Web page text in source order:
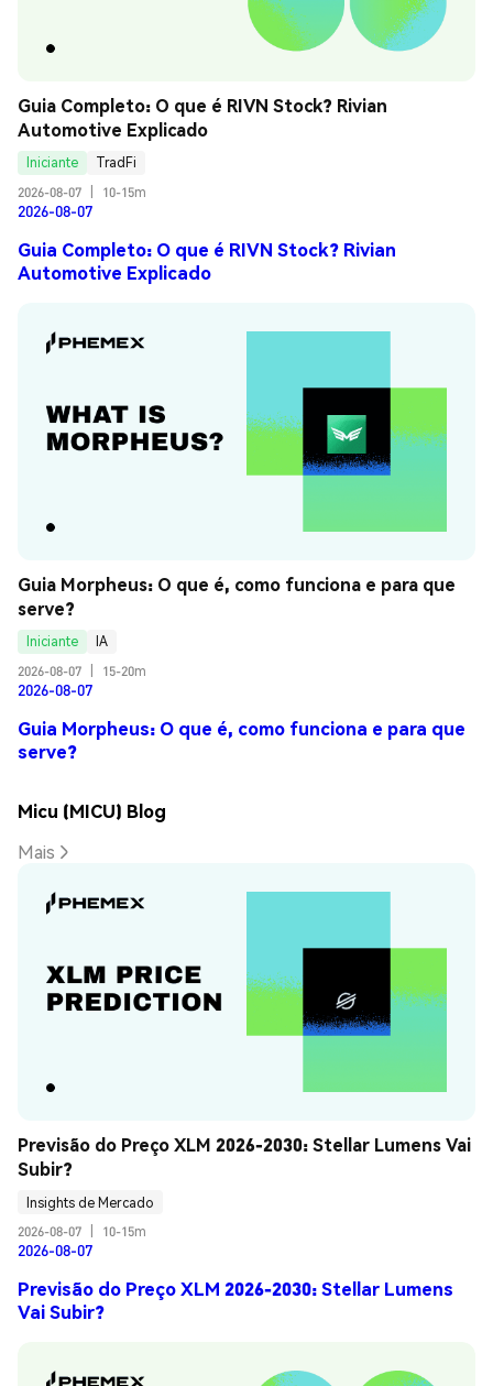
Guia Completo: O que é RIVN Stock? Rivian
Automotive Explicado
Iniciante
TradFi
2026-08-07
10-15m
2026-08-07
Guia Completo: O que é RIVN Stock? Rivian
Automotive Explicado
Guia Morpheus: O que é, como funciona e para que
serve?
Iniciante
IA
2026-08-07
15-20m
2026-08-07
Guia Morpheus: O que é, como funciona e para que
serve?
Micu (MICU) Blog
Mais
Previsão do Preço XLM 2026-2030: Stellar Lumens Vai
Subir?
Insights de Mercado
2026-08-07
10-15m
2026-08-07
Previsão do Preço XLM 2026-2030: Stellar Lumens
Vai Subir?